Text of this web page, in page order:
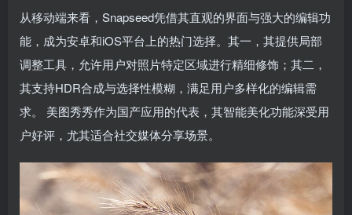
从移动端来看，Snapseed凭借其直观的界面与强大的编辑功
能，成为安卓和iOS平台上的热门选择。其一，其提供局部
调整工具，允许用户对照片特定区域进行精细修饰；其二，
其支持HDR合成与选择性模糊，满足用户多样化的编辑需
求。 美图秀秀作为国产应用的代表，其智能美化功能深受用
户好评，尤其适合社交媒体分享场景。